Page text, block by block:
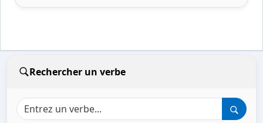
Rechercher un verbe